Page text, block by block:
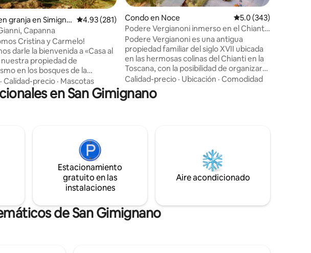
de 5, 159 reseñas
granja en Simigna
Calificación promedio: 4.93 de 5, 281 reseñas
4.93 (281)
Capanna
Cristina y Carmelo!
darle la bienvenida a «Casa al
nuestra propiedad de
en los bosques de la
Senese, a solo 20 minutos de
la tierra, el canto de los pájaros
de la Toscana más auténtica.
vacaciones; es un regreso a
raíces. Este remanso de paz
en su alma. ¡Esperamos
la bienvenida muy pronto!
· Calidad-precio · Mascotas
Condo en Noce Calificación
5.0 (343)
Podere Vergianoni inmerso en el Chianti
con piscina
Podere Vergianoni es una antigua
propiedad familiar del siglo XVII ubicada
en las hermosas colinas del Chianti en la
Toscana, con la posibilidad de organizar
un servicio de traslado privado y
experiencias locales directamente con
nuestra familia. El apartamento está
relajación en una terraza panorámica con
vista al castillo y a los viñedos con
atardeceres incomparables.
Calidad-precio · Ubicación · Comodidad
en San Gimignano
Estacionamiento
gratuito en las
instalaciones
Aire acondicionado
de San Gimignano